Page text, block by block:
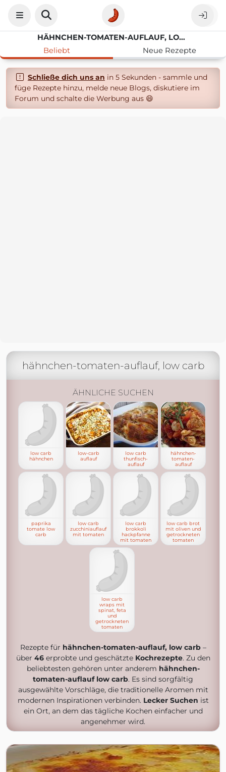
HÄHNCHEN-TOMATEN-AUFLAUF, LOW CARB
Beliebt
Neue Rezepte
Schließe dich uns an in 5 Sekunden - sammle und
füge Rezepte hinzu, melde neue Blogs, diskutiere im
Forum und schalte die Werbung aus 😄
hähnchen-tomaten-auflauf, low carb
ÄHNLICHE SUCHEN
low carb
hähnchen
low-carb
auflauf
low carb
thunfisch-
auflauf
hähnchen-
tomaten-
auflauf
paprika
tomate low
carb
low carb
zucchiniauflauf
mit tomaten
low carb
brokkoli
hackpfanne
mit tomaten
low carb brot
mit oliven und
getrockneten
tomaten
low carb
wraps mit
spinat, feta
und
getrockneten
tomaten
Rezepte für hähnchen-tomaten-auflauf, low carb–
über 46erprobte und geschätzte Kochrezepte. Zu den
beliebtesten gehören unter anderem hähnchen-
tomaten-auflauf low carb. Es sind sorgfältig
ausgewählte Vorschläge, die traditionelle Aromen mit
modernen Inspirationen verbinden. Lecker Suchen ist
ein Ort, an dem das tägliche Kochen einfacher und
angenehmer wird.